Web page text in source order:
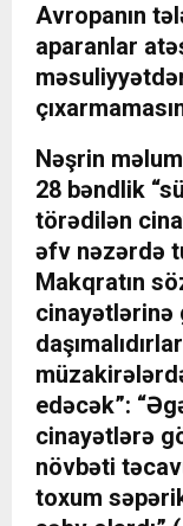
Avropanın
aparanlar
Nəşrin
28 bəndlik
törədilən
əfv nəzərdə
Makqratın
cinayətlərinə
edəcək”:
cinayətlərə
növbəti
toxum